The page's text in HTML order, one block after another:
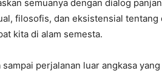
semuanya dengan dialog
filosofis, dan eksistensial tentang
kita di alam semesta.
perjalanan luar angkasa yang